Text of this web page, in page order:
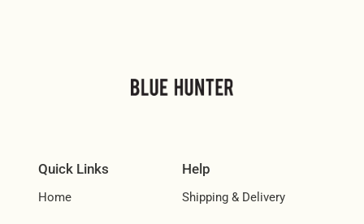
Quick Links
Home
Help
Shipping & Delivery